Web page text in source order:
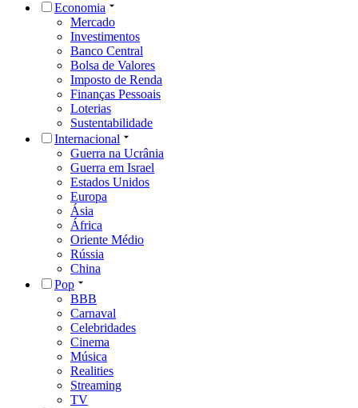
Economia
Mercado
Investimentos
Banco Central
Bolsa de Valores
Imposto de Renda
Finanças Pessoais
Loterias
Sustentabilidade
Internacional
Guerra na Ucrânia
Guerra em Israel
Estados Unidos
Europa
Ásia
África
Oriente Médio
Rússia
China
Pop
BBB
Carnaval
Celebridades
Cinema
Música
Realities
Streaming
TV